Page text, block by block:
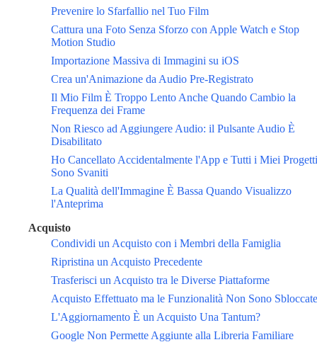
Prevenire lo Sfarfallio nel Tuo Film
Cattura una Foto Senza Sforzo con Apple Watch e Stop
Motion Studio
Importazione Massiva di Immagini su iOS
Crea un'Animazione da Audio Pre-Registrato
Il Mio Film È Troppo Lento Anche Quando Cambio la
Frequenza dei Frame
Non Riesco ad Aggiungere Audio: il Pulsante Audio È
Disabilitato
Ho Cancellato Accidentalmente l'App e Tutti i Miei Progetti
Sono Svaniti
La Qualità dell'Immagine È Bassa Quando Visualizzo
l'Anteprima
Acquisto
Condividi un Acquisto con i Membri della Famiglia
Ripristina un Acquisto Precedente
Trasferisci un Acquisto tra le Diverse Piattaforme
Acquisto Effettuato ma le Funzionalità Non Sono Sbloccate
L'Aggiornamento È un Acquisto Una Tantum?
Google Non Permette Aggiunte alla Libreria Familiare